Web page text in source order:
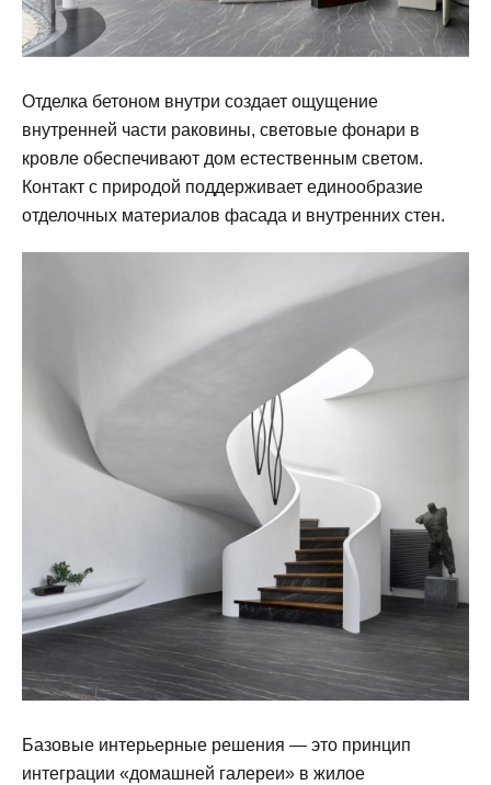
Отделка бетоном внутри создает ощущение
внутренней части раковины, световые фонари в
кровле обеспечивают дом естественным светом.
Контакт с природой поддерживает единообразие
отделочных материалов фасада и внутренних стен.
Базовые интерьерные решения — это принцип
интеграции «домашней галереи» в жилое